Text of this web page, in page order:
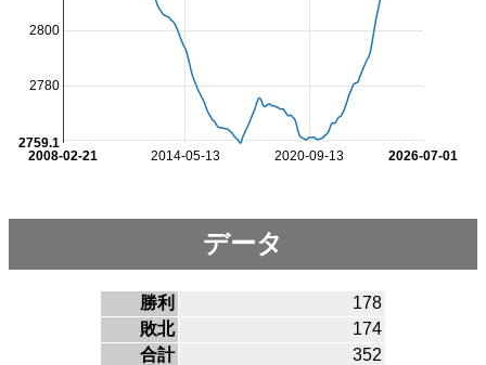
2014-05-13 2020-09-13
2008-02-21 2026-07-01
2780
2800
2759.1
データ
勝利
178
敗北
174
合計
352